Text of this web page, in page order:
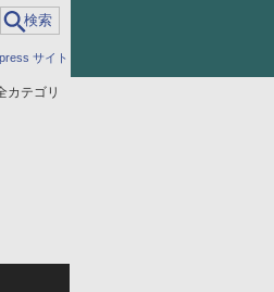
サイト
カテゴリ